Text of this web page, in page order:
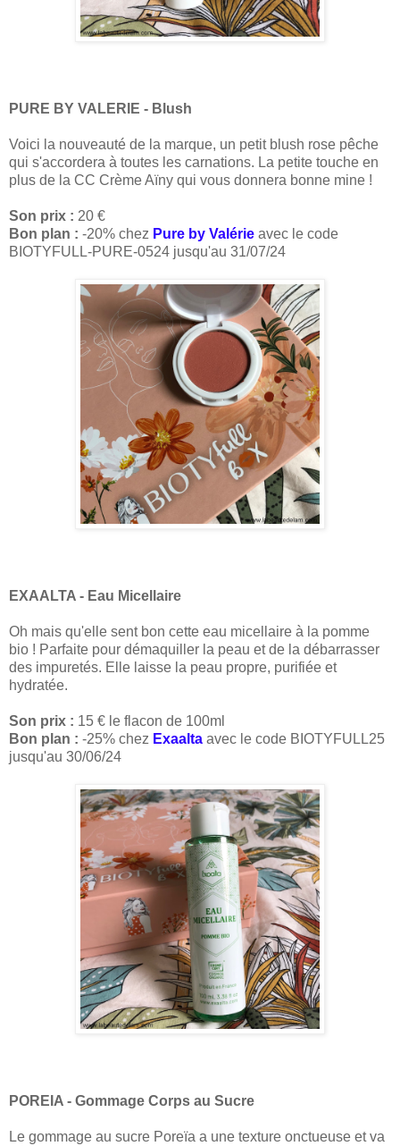
PURE BY VALERIE - Blush
Voici la nouveauté de la marque, un petit blush rose pêche
qui s'accordera à toutes les carnations. La petite touche en
plus de la CC Crème Aïny qui vous donnera bonne mine !
Son prix : 20 €
Bon plan : -20% chez Pure by Valérie avec le code
BIOTYFULL-PURE-0524 jusqu'au 31/07/24
EXAALTA - Eau Micellaire
Oh mais qu'elle sent bon cette eau micellaire à la pomme
bio ! Parfaite pour démaquiller la peau et de la débarrasser
des impuretés. Elle laisse la peau propre, purifiée et
hydratée.
Son prix : 15 € le flacon de 100ml
Bon plan : -25% chez Exaalta avec le code BIOTYFULL25
jusqu'au 30/06/24
POREIA - Gommage Corps au Sucre
Le gommage au sucre Poreïa a une texture onctueuse et va